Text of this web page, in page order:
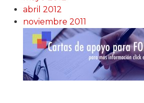
abril 2012
noviembre 2011